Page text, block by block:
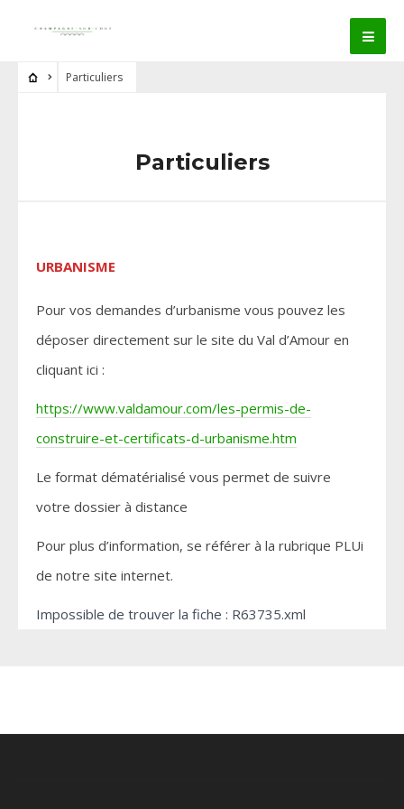
Particuliers
Particuliers
URBANISME
Pour vos demandes d’urbanisme vous pouvez les
déposer directement sur le site du Val d’Amour en
cliquant ici :
https://www.valdamour.com/les-permis-de-
construire-et-certificats-d-urbanisme.htm
Le format dématérialisé vous permet de suivre
votre dossier à distance
Pour plus d’information, se référer à la rubrique PLUi
de notre site internet.
Impossible de trouver la fiche : R63735.xml